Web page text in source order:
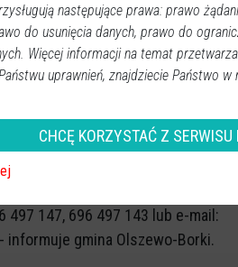
to zjawiska, z którymi
Wskazano dwie miejscowości.
iż dzielnicowi z terenu
na celu ograniczenie
147, 696 497 143 lub e-mail:
informuje gmina Olszewo-Borki.
następujące prawa: prawo
do usunięcia danych, prawo do
Więcej informacji na temat
uprawnień, znajdziecie Państwo w
CHCĘ KORZYSTAĆ Z